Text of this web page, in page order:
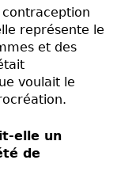
représente le
et des
voulait le
elle un
de